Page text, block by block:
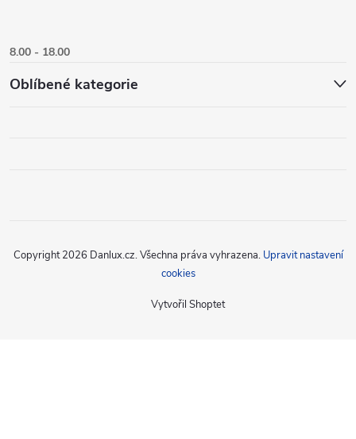
8.00 - 18.00
Oblíbené kategorie
Vytvořil Shoptet
Copyright 2026 Danlux.cz. Všechna práva vyhrazena. Upravit nastavení
cookies